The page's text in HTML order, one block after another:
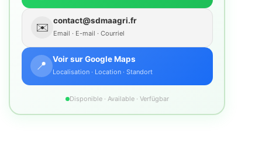
✉️
contact@sdmaagri.fr
Email · E-mail · Courriel
📍
Voir sur Google Maps
Localisation · Location · Standort
Disponible · Available · Verfügbar